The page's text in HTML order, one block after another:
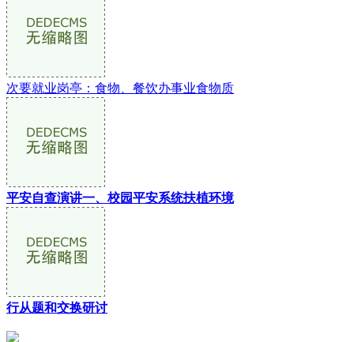
次要就业岗亭：食物、餐饮办事业食物质
平安自查演讲一、校园平安系统扶植环境
行从题和交换研讨